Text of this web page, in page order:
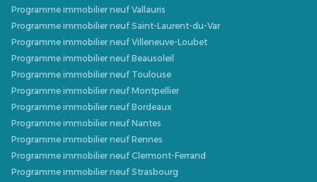
Programme immobilier neuf Vallauris
Programme immobilier neuf Saint-Laurent-du-Var
Programme immobilier neuf Villeneuve-Loubet
Programme immobilier neuf Beausoleil
Programme immobilier neuf Toulouse
Programme immobilier neuf Montpellier
Programme immobilier neuf Bordeaux
Programme immobilier neuf Nantes
Programme immobilier neuf Rennes
Programme immobilier neuf Clermont-Ferrand
Programme immobilier neuf Strasbourg